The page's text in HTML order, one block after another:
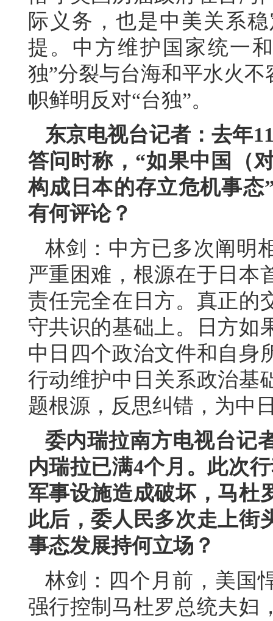
际义务，也是中美关系
提。中方维护国家统一
独”分裂与台海和平水火
帜鲜明反对“台独”。
东京电视台记者：去年
答问时称，“如果中国（
构成日本的存立危机事
有何评论？
林剑：中方已多次阐明
严重困难，根源在于日本
责任完全在日方。真正的
守共识的基础上。日方如
中日四个政治文件和自身
行动维护中日关系政治基
题根源，反思纠错，为中
委内瑞拉南方电视台记
内瑞拉已满4个月。此次
军事设施造成破坏，马杜
此后，委人民多次走上街
事态发展持何立场？
林剑：四个月前，美国
强行控制马杜罗总统夫妇